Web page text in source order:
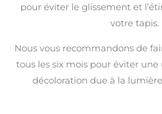
pour éviter le glissement et
votre tapis.
Nous vous recommandons de
tous les six mois pour éviter
décoloration due à la